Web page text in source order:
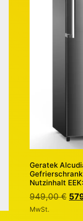
Geratek
Nutzinhalt
949,00€
MwSt.